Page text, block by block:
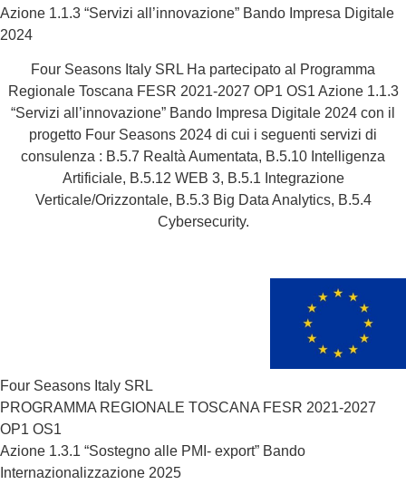
Azione 1.1.3 “Servizi all’innovazione” Bando Impresa Digitale
2024
Four Seasons Italy SRL Ha partecipato al Programma
Regionale Toscana FESR 2021-2027 OP1 OS1 Azione 1.1.3
“Servizi all’innovazione” Bando Impresa Digitale 2024 con il
progetto Four Seasons 2024 di cui i seguenti servizi di
consulenza : B.5.7 Realtà Aumentata, B.5.10 Intelligenza
Artificiale, B.5.12 WEB 3, B.5.1 Integrazione
Verticale/Orizzontale, B.5.3 Big Data Analytics, B.5.4
Cybersecurity.
Four Seasons Italy SRL
PROGRAMMA REGIONALE TOSCANA FESR 2021-2027
OP1 OS1
Azione 1.3.1 “Sostegno alle PMI- export” Bando
Internazionalizzazione 2025